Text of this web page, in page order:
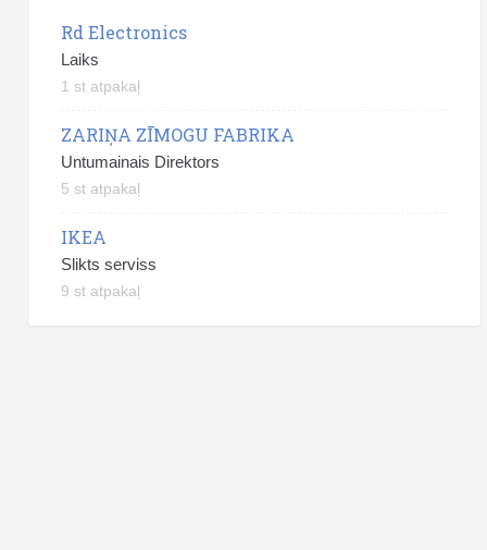
Rd Electronics
Laiks
1 st atpakaļ
ZARIŅA ZĪMOGU FABRIKA
Untumainais Direktors
5 st atpakaļ
IKEA
Slikts serviss
9 st atpakaļ